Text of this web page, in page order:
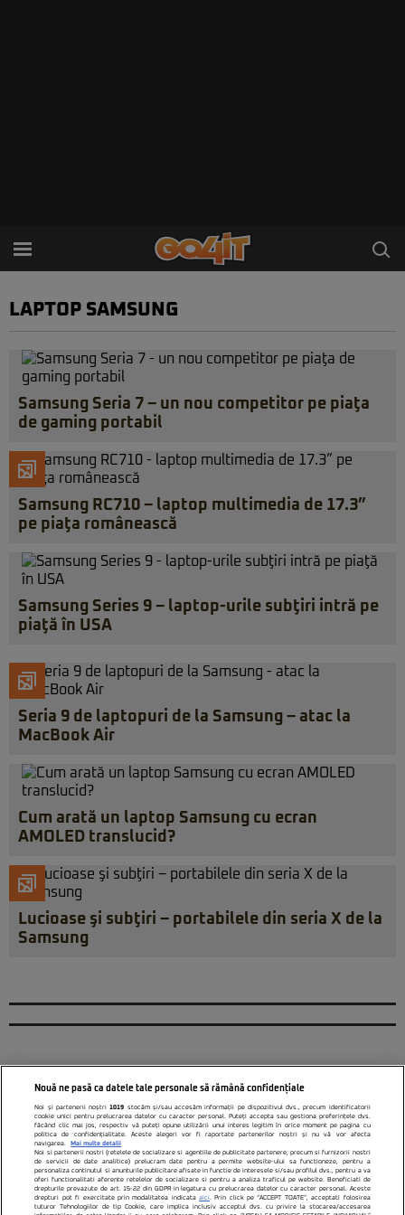
LAPTOP SAMSUNG
Samsung Seria 7 – un nou competitor pe piaţa
de gaming portabil
Samsung RC710 – laptop multimedia de 17.3”
pe piaţa românească
Samsung Series 9 – laptop-urile subţiri intră pe
piaţă în USA
Seria 9 de laptopuri de la Samsung – atac la
MacBook Air
Cum arată un laptop Samsung cu ecran
AMOLED translucid?
Lucioase şi subţiri – portabilele din seria X de la
Samsung
Nouă ne pasă ca datele tale personale să rămână confidențiale
Noi și partenerii noștri1019 stocăm și/sau accesăm informații pe dispozitivul dvs., precum identificatorii
cookie unici pentru prelucrarea datelor cu caracter personal. Puteți accepta sau gestiona preferințele dvs.
făcând clic mai jos, respectiv vă puteți opune utilizării unui interes legitim în orice moment pe pagina cu
politica de confidențialitate. Aceste alegeri vor fi raportate partenerilor noștri și nu vă vor afecta
navigarea.
Mai multe detalii
Noi si partenerii nostri (retelele de socializare si agentiile de publicitate partenere, precum si furnizorii nostri
de servicii de date analitice) prelucram date pentru a permite website-ului sa functioneze, pentru a
personaliza continutul si anunturile publicitare afisate in functie de interesele si/sau profilul dvs., pentru a va
oferi functionalitati aferente retelelor de socializare si pentru a analiza traficul pe website. Beneficiati de
drepturile prevazute de art. 15-22 din GDPR in legatura cu prelucrarea datelor cu caracter personal. Aceste
drepturi pot fi exercitate prin modalitatea indicata aici. Prin click pe “ACCEPT TOATE”, acceptati folosirea
tuturor Tehnologiilor de tip Cookie, care implica inclusiv acceptul dvs. cu privire la stocarea/accesarea